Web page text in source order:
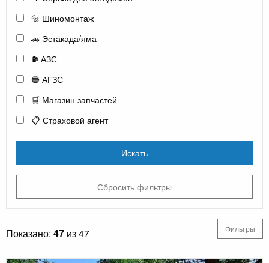
🔩 Шиномонтаж
🚗 Эстакада/яма
⛽ АЗС
🔵 АГЗС
🛒 Магазин запчастей
📋 Страховой агент
Искать
Сбросить фильтры
Показано: 47 из 47 Фильтры